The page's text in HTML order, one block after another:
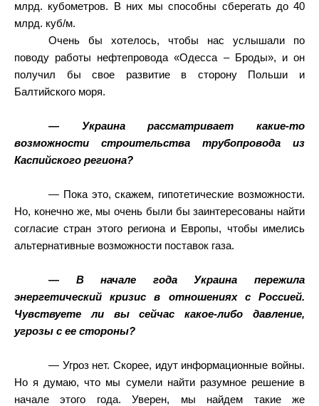
млрд. кубометров. В них мы способны сберегать до 40
млрд. куб/м.
Очень бы хотелось, чтобы нас услышали по
поводу работы нефтепровода «Одесса – Броды», и он
получил бы свое развитие в сторону Польши и
Балтийского моря.
— Украина рассматривает какие-то
возможности строительства трубопровода из
Каспийского региона?
— Пока это, скажем, гипотетические возможности.
Но, конечно же, мы очень были бы заинтересованы найти
согласие стран этого региона и Европы, чтобы имелись
альтернативные возможности поставок газа.
— В начале года Украина пережила
энергетический кризис в отношениях с Россией.
Чувствуете ли вы сейчас какое-либо давление,
угрозы с ее стороны?
— Угроз нет. Скорее, идут информационные войны.
Но я думаю, что мы сумели найти разумное решение в
начале этого года. Уверен, мы найдем такие же